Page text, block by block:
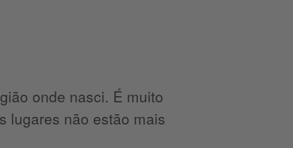
onde nasci. É muito
lugares não estão mais